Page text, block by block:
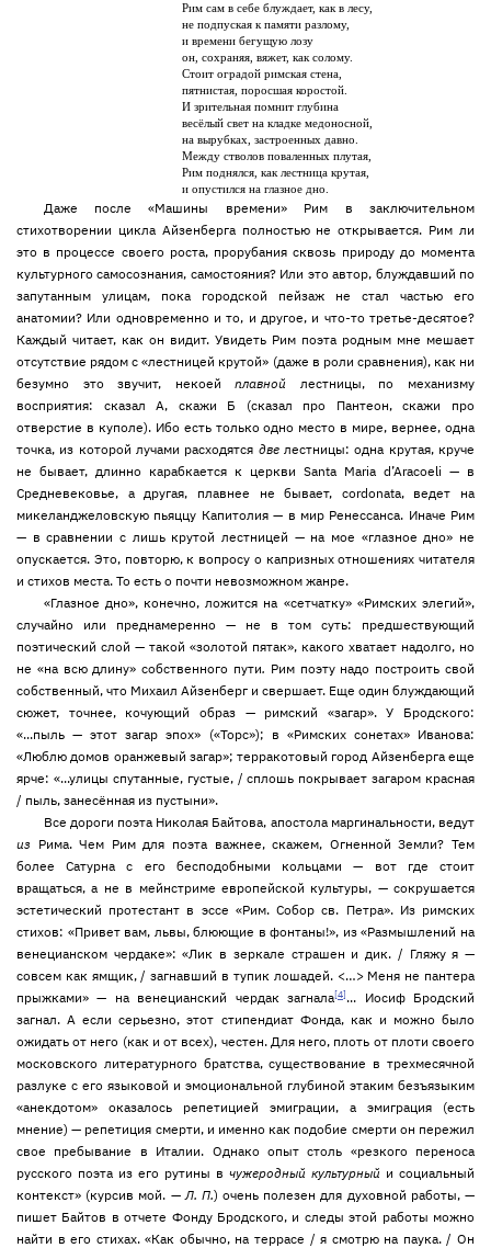
Рим сам в себе блуждает, как в лесу,
не подпуская к памяти разлому,
и времени бегущую лозу
он, сохраняя, вяжет, как солому.
Стоит оградой римская стена,
пятнистая, поросшая коростой.
И зрительная помнит глубина
весёлый свет на кладке медоносной,
на вырубках, застроенных давно.
Между стволов поваленных плутая,
Рим поднялся, как лестница крутая,
и опустился на глазное дно.
Даже после «Машины времени» Рим в заключительном
стихотворении цикла Айзенберга полностью не открывается. Рим ли
это в процессе своего роста, прорубания сквозь природу до момента
культурного самосознания, самостояния? Или это автор, блуждавший по
запутанным улицам, пока городской пейзаж не стал частью его
анатомии? Или одновременно и то, и другое, и что-то третье-десятое?
Каждый читает, как он видит. Увидеть Рим поэта родным мне мешает
отсутствие рядом с «лестницей крутой» (даже в роли сравнения), как ни
безумно это звучит, некоейплавной лестницы, по механизму
восприятия: сказал А, скажи Б (сказал про Пантеон, скажи про
отверстие в куполе). Ибо есть только одно место в мире, вернее, одна
точка, из которой лучами расходятся двелестницы: одна крутая, круче
не бывает, длинно карабкается к церкви Santa Maria d’Aracoeli — в
Средневековье, а другая, плавнее не бывает, cordonata, ведет на
микеланджеловскую пьяццу Капитолия — в мир Ренессанса. Иначе Рим
— в сравнении с лишь крутой лестницей — на мое «глазное дно» не
опускается. Это, повторю, к вопросу о капризных отношениях читателя
и стихов места. То есть о почти невозможном жанре.
«Глазное дно», конечно, ложится на «сетчатку» «Римских элегий»,
случайно или преднамеренно — не в том суть: предшествующий
поэтический слой — такой «золотой пятак», какого хватает надолго, но
не «на всю длину» собственного пути. Рим поэту надо построить свой
собственный, что Михаил Айзенберг и свершает. Еще один блуждающий
сюжет, точнее, кочующий образ — римский «загар». У Бродского:
«...пыль — этот загар эпох» («Торс»); в «Римских сонетах» Иванова:
«Люблю домов оранжевый загар»; терракотовый город Айзенберга еще
ярче: «...улицы спутанные, густые, / сплошь покрывает загаром красная
/ пыль, занесённая из пустыни».
Все дороги поэта Николая Байтова, апостола маргинальности, ведут
из Рима. Чем Рим для поэта важнее, скажем, Огненной Земли? Тем
более Сатурна с его бесподобными кольцами — вот где стоит
вращаться, а не в мейнстриме европейской культуры, — сокрушается
эстетический протестант в эссе «Рим. Собор св. Петра». Из римских
стихов: «Привет вам, львы, блюющие в фонтаны!», из «Размышлений на
венецианском чердаке»: «Лик в зеркале страшен и дик. / Гляжу я —
совсем как ямщик, / загнавший в тупик лошадей. <…> Меня не пантера
прыжками» — на венецианский чердак загнала[4]... Иосиф Бродский
загнал. А если серьезно, этот стипендиат Фонда, как и можно было
ожидать от него (как и от всех), честен. Для него, плоть от плоти своего
московского литературного братства, существование в трехмесячной
разлуке с его языковой и эмоциональной глубиной этаким безъязыким
«анекдотом» оказалось репетицией эмиграции, а эмиграция (есть
мнение) — репетиция смерти, и именно как подобие смерти он пережил
свое пребывание в Италии. Однако опыт столь «резкого переноса
русского поэта из его рутины в чужеродный культурный и социальный
контекст» (курсив мой. —Л. П.) очень полезен для духовной работы, —
пишет Байтов в отчете Фонду Бродского, и следы этой работы можно
найти в его стихах. «Как обычно, на террасе / я смотрю на паука. / Он